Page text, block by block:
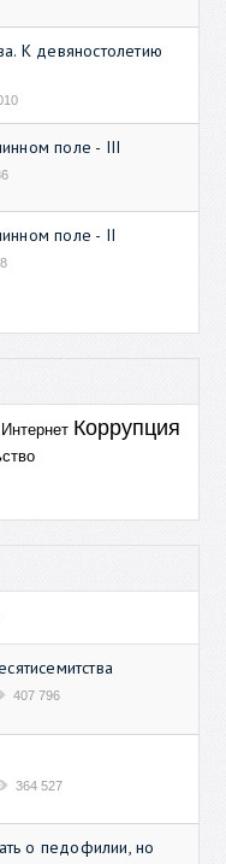
К девяностолетию
поле - III
поле - II
Интернет Коррупция
407 796
364 527
о педофилии, но